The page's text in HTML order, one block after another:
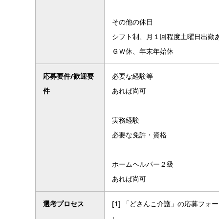
その他の休日
シフト制、月１回程度土曜日出勤
ＧＷ休、年末年始休
応募要件/歓迎要
件
必要な経験等
あれば尚可
実務経験
必要な免許・資格
ホームヘルパー２級
あれば尚可
選考プロセス
[1] 「どさんこ介護」の応募フォ